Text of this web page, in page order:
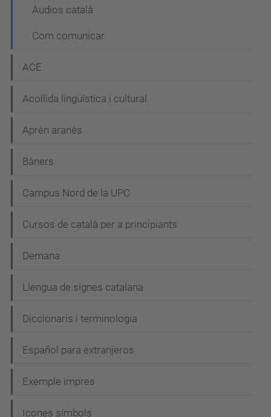
Àudios català
Com comunicar
ACE
Acollida lingüística i cultural
Aprèn aranès
Bàners
Campus Nord de la UPC
Cursos de català per a principiants
Demana
Llengua de signes catalana
Diccionaris i terminologia
Español para extranjeros
Exemple impres
Icones símbols